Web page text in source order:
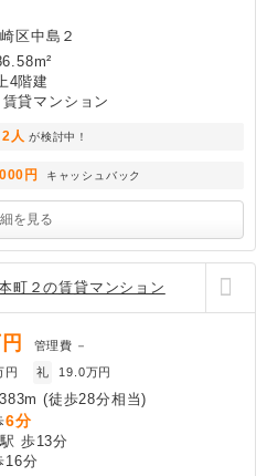
区中島２
4階建
貸マンション
2人 が検討中！
円 キャッシュバック
を見る
町２の賃貸マンション
管理費 －
円 礼 19.0万円
(徒歩28分相当)
6分
歩13分
16分